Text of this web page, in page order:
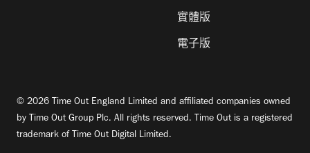
實體版
電子版
© 2026 Time Out England Limited and affiliated companies owned
by Time Out Group Plc. All rights reserved. Time Out is a registered
trademark of Time Out Digital Limited.